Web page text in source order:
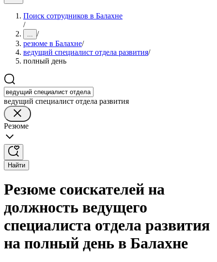
Поиск сотрудников в Балахне
/
... /
резюме в Балахне/
ведущий специалист отдела развития/
полный день
ведущий специалист отдела развития
Резюме
Найти
Резюме соискателей на
должность ведущего
специалиста отдела развития
на полный день в Балахне